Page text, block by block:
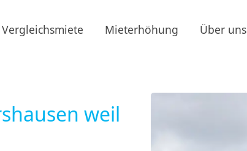
Mieterhöhung Über uns
weil